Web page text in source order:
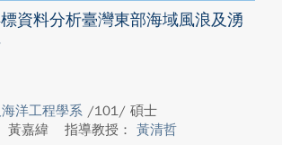
資料分析臺灣東部海域風浪及湧
洋工程學系 /101/ 碩士
黃嘉緯
指導教授： 黃清哲